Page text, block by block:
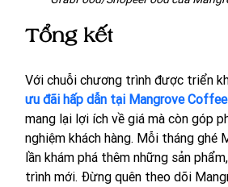
Tổng kết
Với chuỗi chương trình được triển
ưu đãi hấp dẫn tại Mangrove
mang lại lợi ích về giá mà còn góp
nghiệm khách hàng. Mỗi tháng ghé
lần khám phá thêm những sản
trình mới. Đừng quên theo dõi